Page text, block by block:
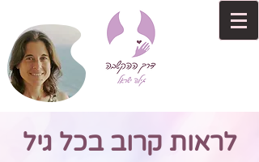
לראות קרוב בכל גיל